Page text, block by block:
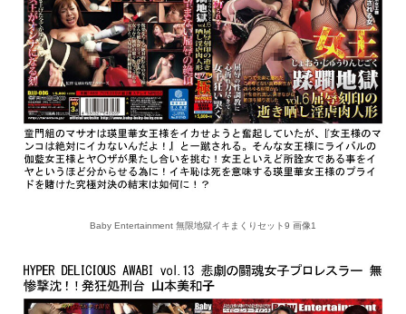
Baby Entertainment 無限地獄イキまくりセット9 画像1